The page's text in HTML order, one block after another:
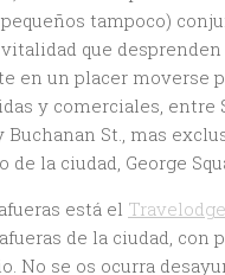
tampoco)
que desprenden
en un placer moverse
y comerciales, entre
Buchanan St., mas
la ciudad, George
está el
de la ciudad, con
No se os ocurra